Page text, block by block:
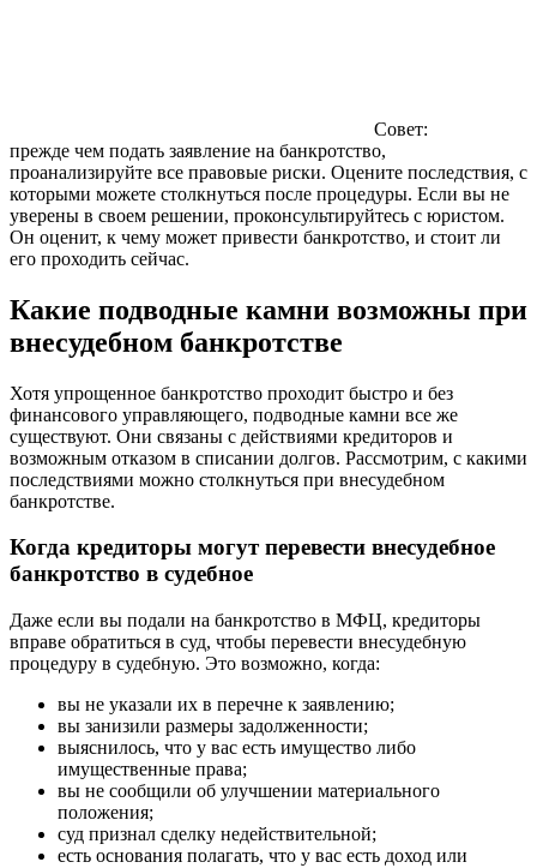
Совет:
прежде чем подать заявление на банкротство,
проанализируйте все правовые риски. Оцените последствия, с
которыми можете столкнуться после процедуры. Если вы не
уверены в своем решении, проконсультируйтесь с юристом.
Он оценит, к чему может привести банкротство, и стоит ли
его проходить сейчас.
Какие подводные камни возможны при
внесудебном банкротстве
Хотя упрощенное банкротство проходит быстро и без
финансового управляющего, подводные камни все же
существуют. Они связаны с действиями кредиторов и
возможным отказом в списании долгов. Рассмотрим, с какими
последствиями можно столкнуться при внесудебном
банкротстве.
Когда кредиторы могут перевести внесудебное
банкротство в судебное
Даже если вы подали на банкротство в МФЦ, кредиторы
вправе обратиться в суд, чтобы перевести внесудебную
процедуру в судебную. Это возможно, когда:
вы не указали их в перечне к заявлению;
вы занизили размеры задолженности;
выяснилось, что у вас есть имущество либо
имущественные права;
вы не сообщили об улучшении материального
положения;
суд признал сделку недействительной;
есть основания полагать, что у вас есть доход или